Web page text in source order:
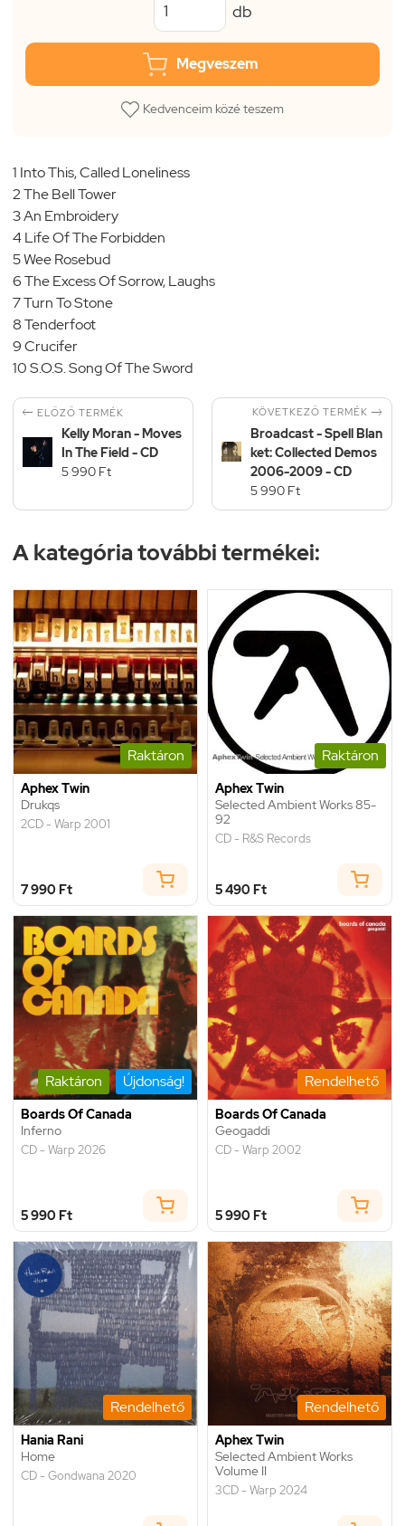
db
Megveszem
Kedvenceim közé teszem
1 Into This, Called Loneliness
2 The Bell Tower
3 An Embroidery
4 Life Of The Forbidden
5 Wee Rosebud
6 The Excess Of Sorrow, Laughs
7 Turn To Stone
8 Tenderfoot
9 Crucifer
10 S.O.S. Song Of The Sword
 ELŐZŐ TERMÉK
Kelly Moran - Moves
In The Field - CD
5 990 Ft
KÖVETKEZŐ TERMÉK 
Broadcast - Spell Blan
ket: Collected Demos
2006-2009 - CD
5 990 Ft
A kategória további termékei:
Raktáron
Aphex Twin
Drukqs
2CD - Warp 2001
7 990 Ft
Raktáron
Aphex Twin
Selected Ambient Works 85-
92
CD - R&S Records
5 490 Ft
Raktáron Újdonság!
Boards Of Canada
Inferno
CD - Warp 2026
5 990 Ft
Rendelhető
Boards Of Canada
Geogaddi
CD - Warp 2002
5 990 Ft
Rendelhető
Hania Rani
Home
CD - Gondwana 2020
Rendelhető
Aphex Twin
Selected Ambient Works
Volume II
3CD - Warp 2024